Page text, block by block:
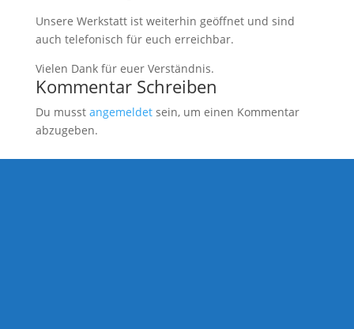
Unsere Werkstatt ist weiterhin geöffnet und sind
auch telefonisch für euch erreichbar.
Vielen Dank für euer Verständnis.
Kommentar Schreiben
Du musst angemeldetsein, um einen Kommentar
abzugeben.